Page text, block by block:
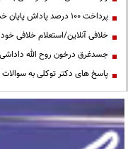
پرداخت ۱۰۰ درصد پاداش پایان خدمت فرهنگیان
خلافی آنلاین/استعلام خلافی
جسدغرق درخون روح الله
پاسخ های دکتر توکلی به